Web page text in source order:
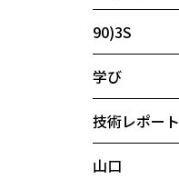
90)3S
学び
技術レポート
山口